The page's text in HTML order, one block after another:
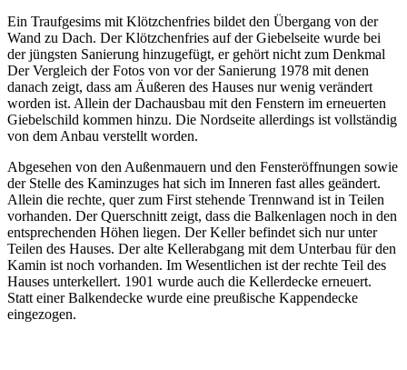
Ein Traufgesims mit Klötzchenfries bildet den Übergang von der
Wand zu Dach. Der Klötzchenfries auf der Giebelseite wurde bei
der jüngsten Sanierung hinzugefügt, er gehört nicht zum Denkmal
Der Vergleich der Fotos von vor der Sanierung 1978 mit denen
danach zeigt, dass am Äußeren des Hauses nur wenig verändert
worden ist. Allein der Dachausbau mit den Fenstern im erneuerten
Giebelschild kommen hinzu. Die Nordseite allerdings ist vollständig
von dem Anbau verstellt worden.
Abgesehen von den Außenmauern und den Fensteröffnungen sowie
der Stelle des Kaminzuges hat sich im Inneren fast alles geändert.
Allein die rechte, quer zum First stehende Trennwand ist in Teilen
vorhanden. Der Querschnitt zeigt, dass die Balkenlagen noch in den
entsprechenden Höhen liegen. Der Keller befindet sich nur unter
Teilen des Hauses. Der alte Kellerabgang mit dem Unterbau für den
Kamin ist noch vorhanden. Im Wesentlichen ist der rechte Teil des
Hauses unterkellert. 1901 wurde auch die Kellerdecke erneuert.
Statt einer Balkendecke wurde eine preußische Kappendecke
eingezogen.